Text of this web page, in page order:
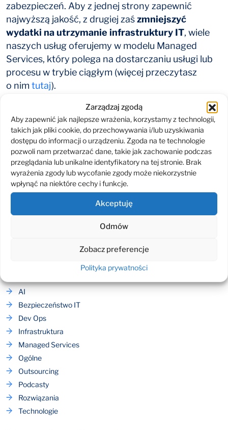
Zarządzaj zgodą
Aby zapewnić jak najlepsze wrażenia, korzystamy z technologii,
takich jak pliki cookie, do przechowywania i/lub uzyskiwania
dostępu do informacji o urządzeniu. Zgoda na te technologie
pozwoli nam przetwarzać dane, takie jak zachowanie podczas
przeglądania lub unikalne identyfikatory na tej stronie. Brak
wyrażenia zgody lub wycofanie zgody może niekorzystnie
wpłynąć na niektóre cechy i funkcje.
Akceptuję
Odmów
Zobacz preferencje
Polityka prywatności
zabezpieczeń. Aby z jednej strony zapewnić
najwyższą jakość, z drugiej zaśzmniejszyć
wydatki na utrzymanie infrastruktury IT, wiele
naszych usług oferujemy w modelu Managed
Services, który polega na dostarczaniu usługi lub
procesu w trybie ciągłym (więcej przeczytasz
o nim tutaj).
Skutecznie rozwiązanie
Jeśli chceszzmniejszyć wydatki na utrzymanie
infrastruktury IT w swojej organizacji, skontaktuj
się już dziś z ESKOM. Wspólnie zaplanujemy
działania, dzięki którym wkrótce będziesz płacił
mniej. Przejmiemy też na siebie odpowiedzialność
za obszary, które obecnie niepotrzebnie zaprzątają
Ci głowę – tak, byś mógł zająć się wyłącznie
rozwijaniem swojego biznesu. Napisz do nas:
Przeglądaj po kategoriach
AI
Bezpieczeństwo IT
Dev Ops
Infrastruktura
Managed Services
Ogólne
Outsourcing
Podcasty
Rozwiązania
Technologie